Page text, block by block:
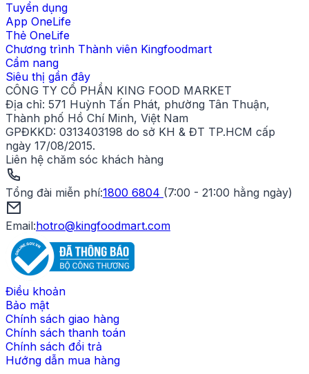
Tuyển dụng
App OneLife
Thẻ OneLife
Chương trình Thành viên Kingfoodmart
Cẩm nang
Siêu thị gần đây
CÔNG TY CỔ PHẦN KING FOOD MARKET
Địa chỉ: 571 Huỳnh Tấn Phát, phường Tân Thuận,
Thành phố Hồ Chí Minh, Việt Nam
GPĐKKD: 0313403198 do sở KH & ĐT TP.HCM cấp
ngày 17/08/2015.
Liên hệ chăm sóc khách hàng
Tổng đài miễn phí:1800 6804 (7:00 - 21:00 hằng ngày)
Email:hotro@kingfoodmart.com
Điều khoản
Bảo mật
Chính sách giao hàng
Chính sách thanh toán
Chính sách đổi trả
Hướng dẫn mua hàng